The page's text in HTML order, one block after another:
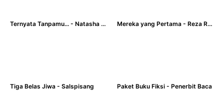
Ternyata Tanpamu... - Natasha Rizky Mereka yang Pertama - Reza Rahadian
Tiga Belas Jiwa - Salspisang Paket Buku Fiksi - Penerbit Baca